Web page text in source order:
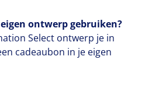
ontwerp gebruiken?
Select ontwerp je in
cadeaubon in je eigen